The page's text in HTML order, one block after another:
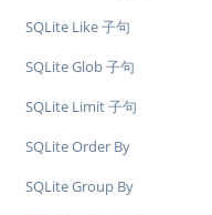
SQLite Like 子句
SQLite Glob 子句
SQLite Limit 子句
SQLite Order By
SQLite Group By